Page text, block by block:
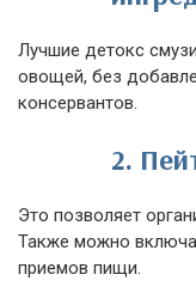
Лучшие детокс
овощей, без
консервантов.
2.
Это позволяет
Также можно
приемов пищи.